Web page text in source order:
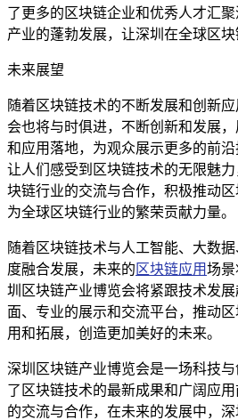
了更多的区块链企业和优秀人才汇
产业的蓬勃发展，让深圳在全球区块
未来展望
随着区块链技术的不断发展和创新
会也将与时俱进，不断创新和发展
和应用落地，为观众展示更多的前沿
让人们感受到区块链技术的无限魅
块链行业的交流与合作，积极推动区
为全球区块链行业的繁荣贡献力量。
随着区块链技术与人工智能、大数
度融合发展，未来的 区块链应用场
圳区块链产业博览会将紧跟技术发
面、专业的展示和交流平台，推动
用和拓展，创造更加美好的未来。
深圳区块链产业博览会是一场科技
了区块链技术的最新成果和广阔应
的交流与合作，在未来的发展中，